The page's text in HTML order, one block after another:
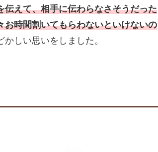
伝えて、相手に伝わらなさそうだった
時間割いてもらわないといけないの
しい思いをしました。